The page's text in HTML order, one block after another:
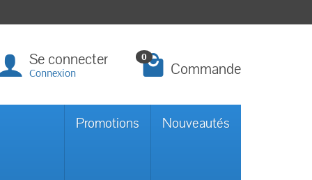
Se connecter
Connexion
0
Commande
Promotions Nouveautés